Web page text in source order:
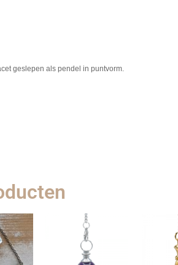
geslepen als pendel in puntvorm.